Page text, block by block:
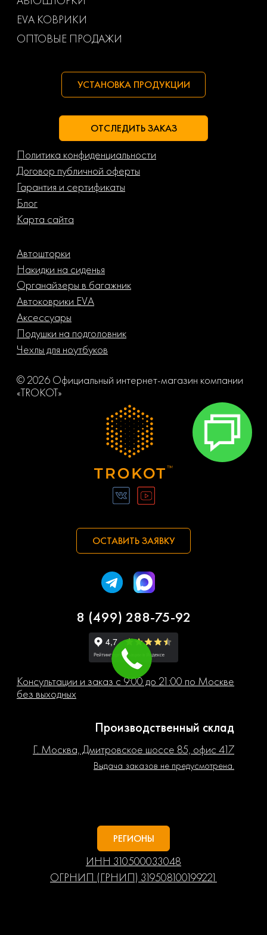
Маз
EVA КОВРИКИ
ОПТОВЫЕ ПРОДАЖИ
УСТАНОВКА ПРОДУКЦИИ
ОТСЛЕДИТЬ ЗАКАЗ
Политика конфиденциальности
Договор публичной оферты
Гарантия и сертификаты
Блог
Карта сайта
Автошторки
Накидки на сиденья
Органайзеры в багажник
Автоковрики EVA
Аксессуары
Подушки на подголовник
Чехлы для ноутбуков
© 2026 Официальный интернет-магазин компании
«TROKOT»
ОСТАВИТЬ ЗАЯВКУ
8 (499) 288-75-92
Консультации и заказ с 9:00 до 21:00 по Москве
без выходных
Производственный склад
Г. Москва, Дмитровское шоссе 85, офис 417
Выдача заказов не предусмотрена.
РЕГИОНЫ
ИНН 310500033048
ОГРНИП (ГРНИП) 319508100199221